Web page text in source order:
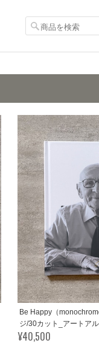
Be Happy（
ジ/30カット_アートア
¥40,500